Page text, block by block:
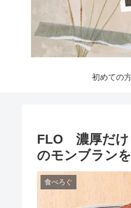
初めての
FLO 濃厚だけ
のモンブラン
食べろぐ